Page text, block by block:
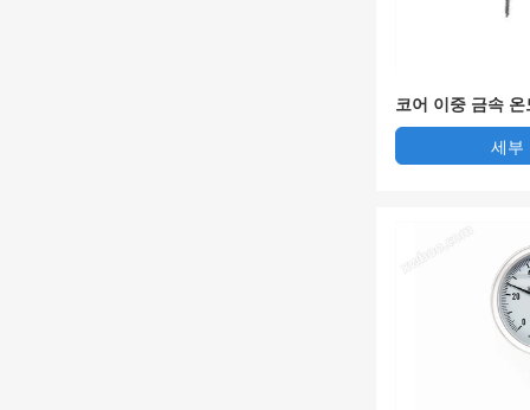
코어 이중 금속 온
세부